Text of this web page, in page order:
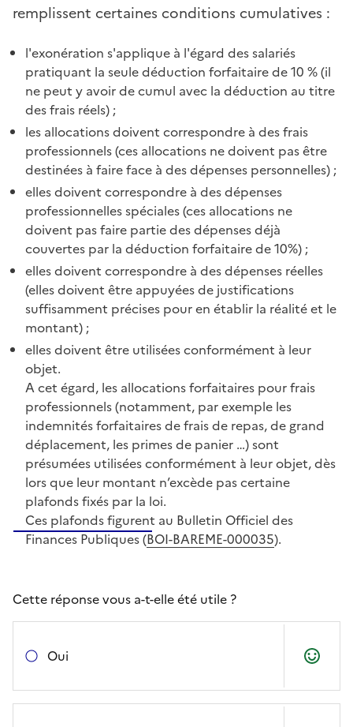
remplissent certaines conditions cumulatives :
l'exonération s'applique à l'égard des salariés
pratiquant la seule déduction forfaitaire de 10 % (il
ne peut y avoir de cumul avec la déduction au titre
des frais réels) ;
les allocations doivent correspondre à des frais
professionnels (ces allocations ne doivent pas être
destinées à faire face à des dépenses personnelles) ;
elles doivent correspondre à des dépenses
professionnelles spéciales (ces allocations ne
doivent pas faire partie des dépenses déjà
couvertes par la déduction forfaitaire de 10%) ;
elles doivent correspondre à des dépenses réelles
(elles doivent être appuyées de justifications
suffisamment précises pour en établir la réalité et le
montant) ;
elles doivent être utilisées conformément à leur
objet.
A cet égard, les allocations forfaitaires pour frais
professionnels (notamment, par exemple les
indemnités forfaitaires de frais de repas, de grand
déplacement, les primes de panier …) sont
présumées utilisées conformément à leur objet, dès
lors que leur montant n’excède pas certaine
plafonds fixés par la loi.
Ces plafonds figurent au Bulletin Officiel des
Finances Publiques (BOI-BAREME-000035).
Cette réponse vous a-t-elle été utile ?
Oui